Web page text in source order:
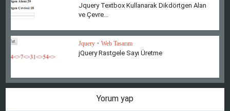
Jquery Textbox Kullanarak Dikdörtgen Alan
ve Çevre...
Jquery • Web Tasarım
jQuery Rastgele Sayı Üretme
Yorum yap